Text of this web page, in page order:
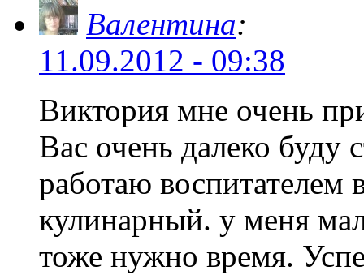
Валентина:
11.09.2012 - 09:38
Виктория мне очень
Вас очень далеко буду
работаю воспитателем
кулинарный. у меня
тоже нужно время.